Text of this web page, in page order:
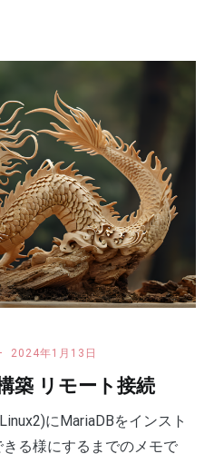
2024年1月13日
築 リモート接続
にMariaDBをインスト
る様にするまでのメモで